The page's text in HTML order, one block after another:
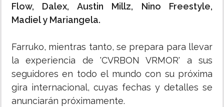
Flow, Dalex, Austin Millz, Nino Freestyle,
Madiel y Mariangela.
Farruko, mientras tanto, se prepara para llevar
la experiencia de 'CVRBON VRMOR' a sus
seguidores en todo el mundo con su próxima
gira internacional, cuyas fechas y detalles se
anunciarán próximamente.